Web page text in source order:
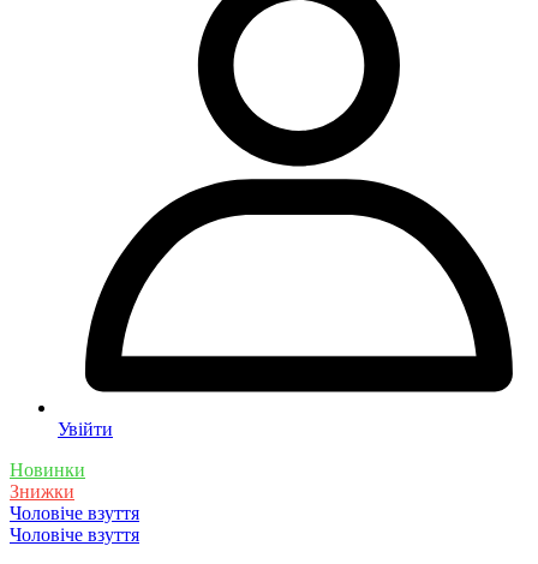
Увійти
Новинки
Знижки
Чоловіче взуття
Чоловіче взуття